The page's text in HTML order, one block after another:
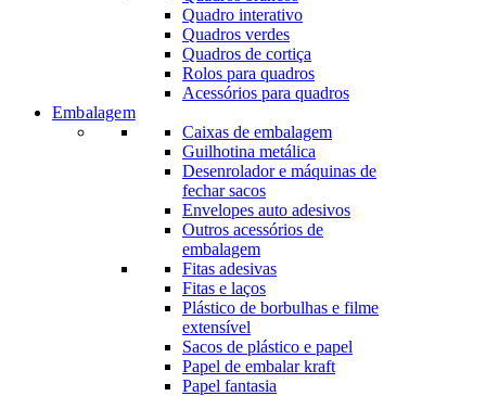
Quadro interativo
Quadros verdes
Quadros de cortiça
Rolos para quadros
Acessórios para quadros
Embalagem
Caixas de embalagem
Guilhotina metálica
Desenrolador e máquinas de
fechar sacos
Envelopes auto adesivos
Outros acessórios de
embalagem
Fitas adesivas
Fitas e laços
Plástico de borbulhas e filme
extensível
Sacos de plástico e papel
Papel de embalar kraft
Papel fantasia